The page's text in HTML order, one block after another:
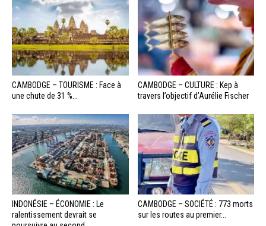
CAMBODGE – TOURISME : Face à
une chute de 31 %...
CAMBODGE – CULTURE : Kep à
travers l’objectif d’Aurélie Fischer
INDONÉSIE – ÉCONOMIE : Le
ralentissement devrait se
CAMBODGE – SOCIÉTÉ : 773 morts
sur les routes au premier...